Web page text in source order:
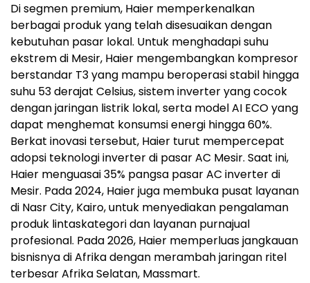
Di segmen premium, Haier memperkenalkan
berbagai produk yang telah disesuaikan dengan
kebutuhan pasar lokal. Untuk menghadapi suhu
ekstrem di Mesir, Haier mengembangkan kompresor
berstandar T3 yang mampu beroperasi stabil hingga
suhu 53 derajat Celsius, sistem inverter yang cocok
dengan jaringan listrik lokal, serta model AI ECO yang
dapat menghemat konsumsi energi hingga 60%.
Berkat inovasi tersebut, Haier turut mempercepat
adopsi teknologi inverter di pasar AC Mesir. Saat ini,
Haier menguasai 35% pangsa pasar AC inverter di
Mesir. Pada 2024, Haier juga membuka pusat layanan
di Nasr City, Kairo, untuk menyediakan pengalaman
produk lintaskategori dan layanan purnajual
profesional. Pada 2026, Haier memperluas jangkauan
bisnisnya di Afrika dengan merambah jaringan ritel
terbesar Afrika Selatan, Massmart.